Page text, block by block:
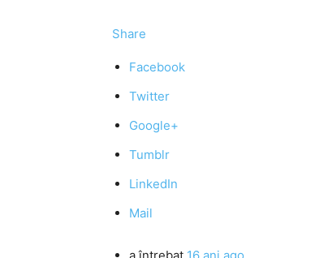
Share
Facebook
Twitter
Google+
Tumblr
LinkedIn
Mail